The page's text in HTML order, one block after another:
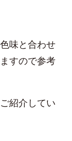
味と合わせ
すので参考
紹介してい